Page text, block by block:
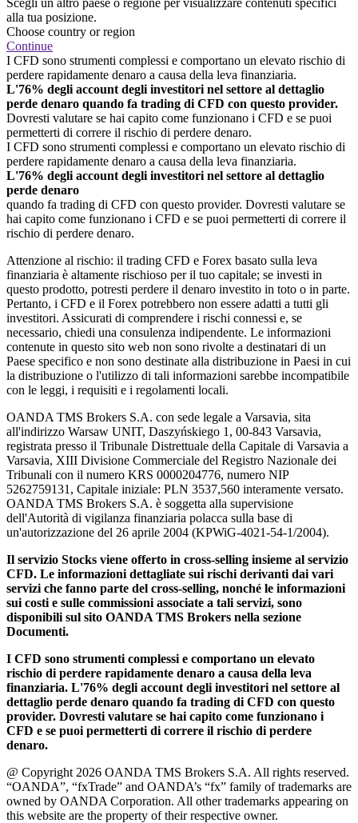
alla tua posizione.
Choose country or region
Continue
I CFD sono strumenti complessi e comportano un elevato rischio di
perdere rapidamente denaro a causa della leva finanziaria.
L'76% degli account degli investitori nel settore al dettaglio
perde denaro quando fa trading di CFD con questo provider.
Dovresti valutare se hai capito come funzionano i CFD e se puoi
permetterti di correre il rischio di perdere denaro.
I CFD sono strumenti complessi e comportano un elevato rischio di
perdere rapidamente denaro a causa della leva finanziaria.
L'76% degli account degli investitori nel settore al dettaglio
perde denaro
quando fa trading di CFD con questo provider. Dovresti valutare se
hai capito come funzionano i CFD e se puoi permetterti di correre il
rischio di perdere denaro.
Attenzione al rischio: il trading CFD e Forex basato sulla leva
finanziaria è altamente rischioso per il tuo capitale; se investi in
questo prodotto, potresti perdere il denaro investito in toto o in parte.
Pertanto, i CFD e il Forex potrebbero non essere adatti a tutti gli
investitori. Assicurati di comprendere i rischi connessi e, se
necessario, chiedi una consulenza indipendente. Le informazioni
contenute in questo sito web non sono rivolte a destinatari di un
Paese specifico e non sono destinate alla distribuzione in Paesi in cui
la distribuzione o l'utilizzo di tali informazioni sarebbe incompatibile
con le leggi, i requisiti e i regolamenti locali.
OANDA TMS Brokers S.A. con sede legale a Varsavia, sita
all'indirizzo Warsaw UNIT, Daszyńskiego 1, 00-843 Varsavia,
registrata presso il Tribunale Distrettuale della Capitale di Varsavia a
Varsavia, XIII Divisione Commerciale del Registro Nazionale dei
Tribunali con il numero KRS 0000204776, numero NIP
5262759131, Capitale iniziale: PLN 3537,560 interamente versato.
OANDA TMS Brokers S.A. è soggetta alla supervisione
dell'Autorità di vigilanza finanziaria polacca sulla base di
un'autorizzazione del 26 aprile 2004 (KPWiG-4021-54-1/2004).
Il servizio Stocks viene offerto in cross-selling insieme al servizio
CFD. Le informazioni dettagliate sui rischi derivanti dai vari
servizi che fanno parte del cross-selling, nonché le informazioni
sui costi e sulle commissioni associate a tali servizi, sono
disponibili sul sito OANDA TMS Brokers nella sezione
Documenti.
I CFD sono strumenti complessi e comportano un elevato
rischio di perdere rapidamente denaro a causa della leva
finanziaria. L'76% degli account degli investitori nel settore al
dettaglio perde denaro quando fa trading di CFD con questo
provider. Dovresti valutare se hai capito come funzionano i
CFD e se puoi permetterti di correre il rischio di perdere
denaro.
@ Copyright 2026 OANDA TMS Brokers S.A. All rights reserved.
“OANDA”, “fxTrade” and OANDA’s “fx” family of trademarks are
owned by OANDA Corporation. All other trademarks appearing on
this website are the property of their respective owner.